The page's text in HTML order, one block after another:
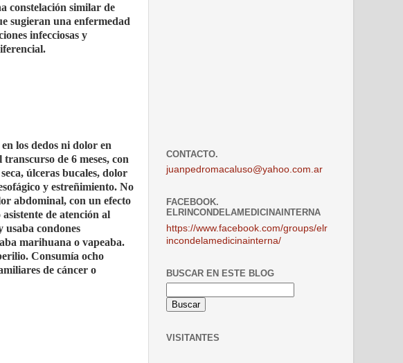
constelación similar de
sugieran una enfermedad
infecciosas y
los dedos ni dolor en
de 6 meses, con
úlceras bucales, dolor
y estreñimiento. No
abdominal, con un efecto
de atención al
usaba condones
marihuana o vapeaba.
Consumía ocho
de cáncer o
CONTACTO.
juanpedromacaluso@yahoo.com.ar
FACEBOOK.
ELRINCONDELAMEDICINAINTERNA
https://www.facebook.com/groups/elr
incondelamedicinainterna/
BUSCAR EN ESTE BLOG
VISITANTES